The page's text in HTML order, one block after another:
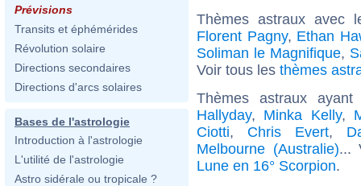
Prévisions
Transits et éphémérides
Révolution solaire
Directions secondaires
Directions d'arcs solaires
Bases de l'astrologie
Introduction à l'astrologie
L'utilité de l'astrologie
Astro sidérale ou tropicale ?
Thèmes astraux avec
Florent Pagny, Ethan
Soliman le Magnifique,
Voir tous les thèmes
Thèmes astraux
Hallyday, Minka Kelly,
Ciotti, Chris Evert,
Melbourne (Australie)...
Lune en 16° Scorpion.